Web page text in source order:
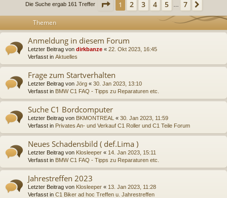
Die Suche ergab 161 Treffer Seite 1 von 7
1 2 3 4 5 7
Themen
Anmeldung in diesem Forum
Letzter Beitrag von dirkbanze « 22. Okt 2023, 16:45
Verfasst in Aktuelles
Frage zum Startverhalten
Letzter Beitrag von Jörg « 30. Jan 2023, 13:10
Verfasst in BMW C1 FAQ - Tipps zu Reparaturen etc.
Suche C1 Bordcomputer
Letzter Beitrag von BKMONTREAL « 30. Jan 2023, 11:59
Verfasst in Privates An- und Verkauf C1 Roller und C1 Teile Forum
Neues Schadensbild ( def.Lima )
Letzter Beitrag von Klosleeper « 14. Jan 2023, 15:11
Verfasst in BMW C1 FAQ - Tipps zu Reparaturen etc.
Jahrestreffen 2023
Letzter Beitrag von Klosleeper « 13. Jan 2023, 11:28
Verfasst in C1 Biker ad hoc Treffen u. Jahrestreffen